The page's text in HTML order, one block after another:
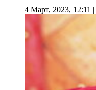
4 Март, 2023, 12:11 |